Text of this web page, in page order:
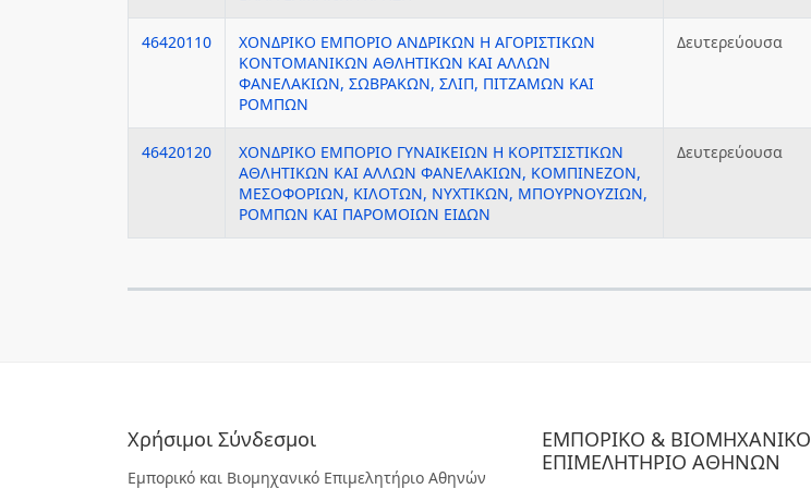
46420110
ΧΟΝΔΡΙΚΟ ΕΜΠΟΡΙΟ ΑΝΔΡΙΚΩΝ Η ΑΓΟΡΙΣΤΙΚΩΝ
ΚΟΝΤΟΜΑΝΙΚΩΝ ΑΘΛΗΤΙΚΩΝ ΚΑΙ ΑΛΛΩΝ
ΦΑΝΕΛΑΚΙΩΝ, ΣΩΒΡΑΚΩΝ, ΣΛΙΠ, ΠΙΤΖΑΜΩΝ ΚΑΙ
ΡΟΜΠΩΝ
Δευτερεύουσα
46420120
ΧΟΝΔΡΙΚΟ ΕΜΠΟΡΙΟ ΓΥΝΑΙΚΕΙΩΝ Η ΚΟΡΙΤΣΙΣΤΙΚΩΝ
ΑΘΛΗΤΙΚΩΝ ΚΑΙ ΑΛΛΩΝ ΦΑΝΕΛΑΚΙΩΝ, ΚΟΜΠΙΝΕΖΟΝ,
ΜΕΣΟΦΟΡΙΩΝ, ΚΙΛΟΤΩΝ, ΝΥΧΤΙΚΩΝ, ΜΠΟΥΡΝΟΥΖΙΩΝ,
ΡΟΜΠΩΝ ΚΑΙ ΠΑΡΟΜΟΙΩΝ ΕΙΔΩΝ
Δευτερεύουσα
Χρήσιμοι Σύνδεσμοι
Εμπορικό και Βιομηχανικό Επιμελητήριο Αθηνών
ΕΜΠΟΡΙΚΟ & ΒΙΟΜΗΧΑΝΙΚΟ
ΕΠΙΜΕΛΗΤΗΡΙΟ ΑΘΗΝΩΝ